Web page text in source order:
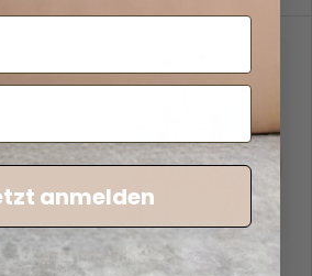
Souza
anmelden